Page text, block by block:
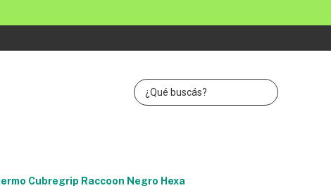
Cubregrip Raccoon Negro Hexa